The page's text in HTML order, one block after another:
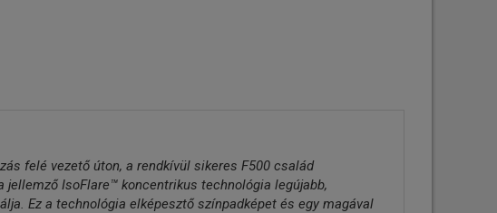
felé vezető úton, a rendkívül sikeres F500 család
IsoFlare™ koncentrikus technológia legújabb,
Ez a technológia elképesztő színpadképet és egy magával